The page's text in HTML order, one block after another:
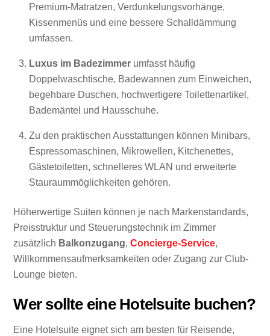
Premium-Matratzen, Verdunkelungsvorhänge,
Kissenmenüs und eine bessere Schalldämmung
umfassen.
Luxus im Badezimmer umfasst häufig
Doppelwaschtische, Badewannen zum Einweichen,
begehbare Duschen, hochwertigere Toilettenartikel,
Bademäntel und Hausschuhe.
Zu den praktischen Ausstattungen können Minibars,
Espressomaschinen, Mikrowellen, Kitchenettes,
Gästetoiletten, schnelleres WLAN und erweiterte
Stauraummöglichkeiten gehören.
Höherwertige Suiten können je nach Markenstandards,
Preisstruktur und Steuerungstechnik im Zimmer
zusätzlich Balkonzugang,Concierge-Service,
Willkommensaufmerksamkeiten oder Zugang zur Club-
Lounge bieten.
Wer sollte eine Hotelsuite buchen?
Eine Hotelsuite eignet sich am besten für Reisende,